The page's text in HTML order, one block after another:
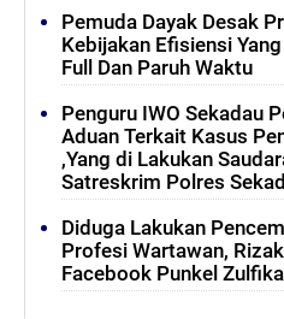
Pemuda Dayak Desak
Kebijakan Efisiensi
Full Dan Paruh Waktu
Penguru IWO Sekadau
Aduan Terkait Kasus
,Yang di Lakukan
Satreskrim Polres
Diduga Lakukan
Profesi Wartawan,
Facebook Punkel